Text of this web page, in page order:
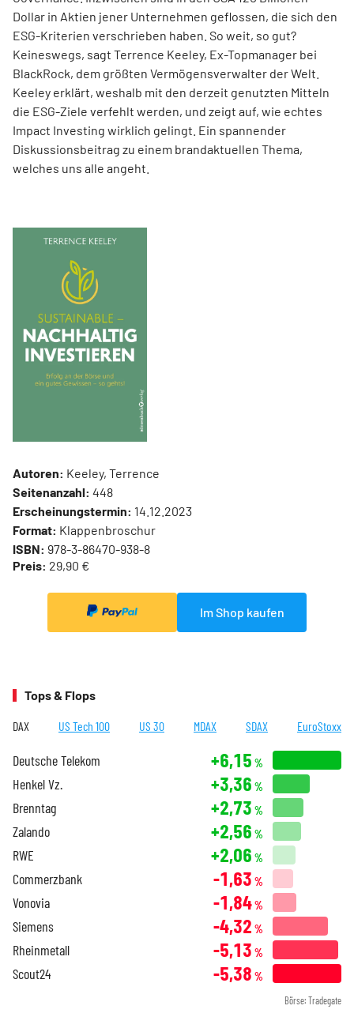
Dollar in Aktien jener Unternehmen geflossen, die sich den
ESG-Kriterien verschrieben haben. So weit, so gut?
Keineswegs, sagt Terrence Keeley, Ex-Topmanager bei
BlackRock, dem größten Vermögensverwalter der Welt.
Keeley erklärt, weshalb mit den derzeit genutzten Mitteln
die ESG-Ziele verfehlt werden, und zeigt auf, wie echtes
Impact Investing wirklich gelingt. Ein spannender
Diskussionsbeitrag zu einem brandaktuellen Thema,
welches uns alle angeht.
Autoren: Keeley, Terrence
Seitenanzahl: 448
Erscheinungstermin: 14.12.2023
Format: Klappenbroschur
ISBN: 978-3-86470-938-8
Preis: 29,90 €
Im Shop kaufen
Tops & Flops
DAX US Tech 100 US 30 MDAX SDAX EuroStoxx
Deutsche Telekom +6,15 %
Henkel Vz. +3,36 %
Brenntag +2,73 %
Zalando +2,56 %
RWE +2,06 %
Commerzbank -1,63 %
Vonovia -1,84%
Siemens -4,32 %
Rheinmetall -5,13 %
Scout24 -5,38 %
Börse: Tradegate